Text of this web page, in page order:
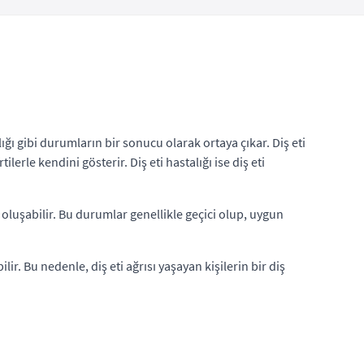
gibi durumların bir sonucu olarak ortaya çıkar. Diş eti
kendini gösterir. Diş eti hastalığı ise diş eti
oluşabilir. Bu durumlar genellikle geçici olup, uygun
Bu nedenle, diş eti ağrısı yaşayan kişilerin bir diş